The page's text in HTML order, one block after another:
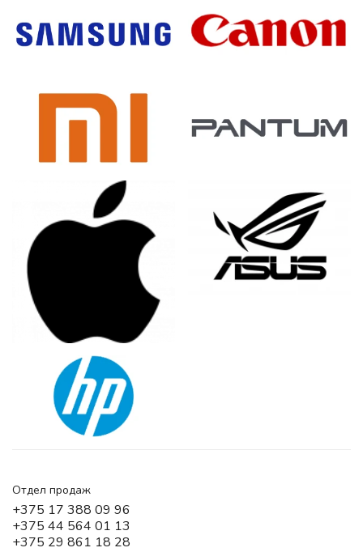
Отдел продаж
+375 17 388 09 96
+375 44 564 01 13
+375 29 861 18 28